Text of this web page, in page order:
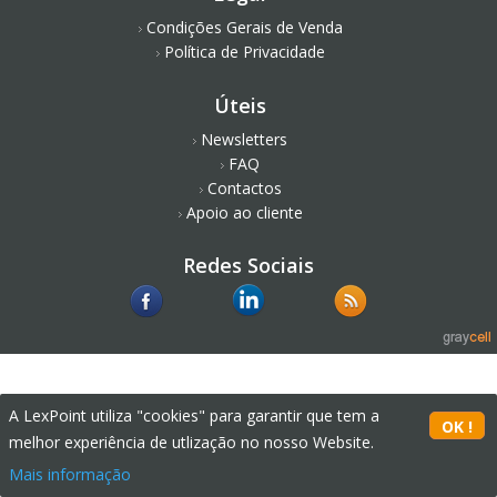
Condições Gerais de Venda
Política de Privacidade
Úteis
Newsletters
FAQ
Contactos
Apoio ao cliente
Redes Sociais
A LexPoint utiliza "cookies" para garantir que tem a
melhor experiência de utlização no nosso Website.
Mais informação